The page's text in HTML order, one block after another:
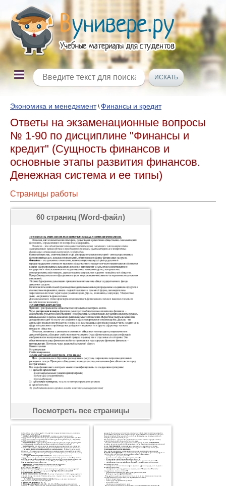
Экономика и менеджмент\Финансы и кредит
Ответы на экзаменационные вопросы
№ 1-90 по дисциплине "Финансы и
кредит" (Сущность финансов и
основные этапы развития финансов.
Денежная система и ее типы)
Страницы работы
60 страниц (Word-файл)
Посмотреть все страницы